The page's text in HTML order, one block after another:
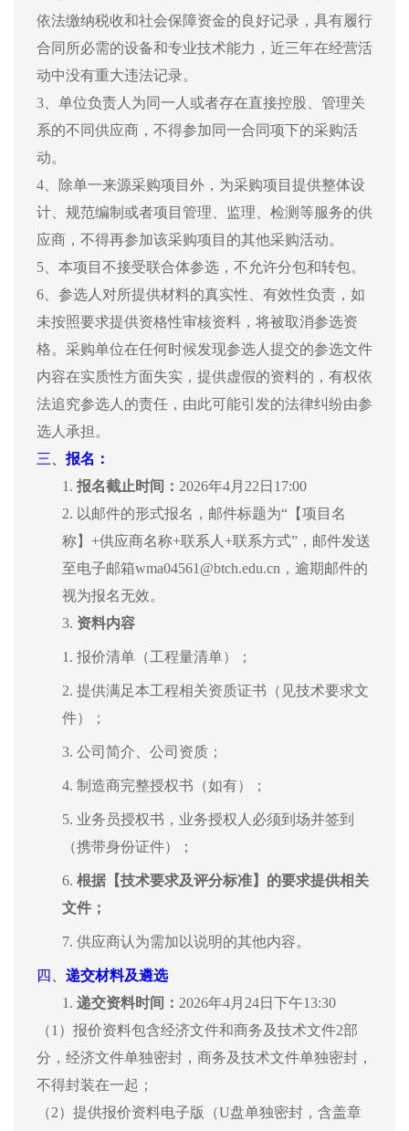
依法缴纳税收和社会保障资金的良好记录，具有履行
合同所必需的设备和专业技术能力，近三年在经营活
动中没有重大违法记录。
3、单位负责人为同一人或者存在直接控股、管理关
系的不同供应商，不得参加同一合同项下的采购活
动。
4、除单一来源采购项目外，为采购项目提供整体设
计、规范编制或者项目管理、监理、检测等服务的供
应商，不得再参加该采购项目的其他采购活动。
5、本项目不接受联合体参选，不允许分包和转包。
6、参选人对所提供材料的真实性、有效性负责，如
未按照要求提供资格性审核资料，将被取消参选资
格。采购单位在任何时候发现参选人提交的参选文件
内容在实质性方面失实，提供虚假的资料的，有权依
法追究参选人的责任，由此可能引发的法律纠纷由参
选人承担。
三、 报名：
1. 报名截止时间： 2026年4月22日17:00
2. 以邮件的形式报名，邮件标题为“【项目名
称】+供应商名称+联系人+联系方式”，邮件发送
至电子邮箱wma04561@btch.edu.cn，逾期邮件的
视为报名无效。
3. 资料内容
1. 报价清单（工程量清单）；
2. 提供满足本工程相关资质证书（见技术要求文
件）；
3. 公司简介、公司资质；
4. 制造商完整授权书（如有）；
5. 业务员授权书 ， 业务授权人必须到场并签到
（携带身份证件）；
6. 根据【技术要求及评分标准】的要求提供相关
文件；
7. 供应商认为需加以说明的其他内容。
四、 递交材料及遴选
1. 递交资料时间： 2026年4月24日下午13:30
（1）报价资料包含经济文件和商务及技术文件2部
分，经济文件单独密封，商务及技术文件单独密封，
不得封装在一起；
（2）提供报价资料电子版（U盘单独密封，含盖章